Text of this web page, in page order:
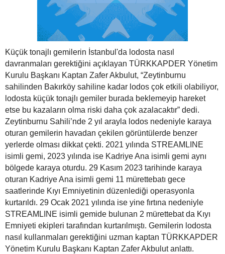
Küçük tonajlı gemilerin İstanbul'da lodosta nasıl
davranmaları gerektiğini açıklayan TÜRKKAPDER Yönetim
Kurulu Başkanı Kaptan Zafer Akbulut, “Zeytinburnu
sahilinden Bakırköy sahiline kadar lodos çok etkili olabiliyor,
lodosta küçük tonajlı gemiler burada beklemeyip hareket
etse bu kazaların olma riski daha çok azalacaktır” dedi.
Zeytinburnu Sahili’nde 2 yıl arayla lodos nedeniyle karaya
oturan gemilerin havadan çekilen görüntülerde benzer
yerlerde olması dikkat çekti. 2021 yılında STREAMLINE
isimli gemi, 2023 yılında ise Kadriye Ana isimli gemi aynı
bölgede karaya oturdu. 29 Kasım 2023 tarihinde karaya
oturan Kadriye Ana isimli gemi 11 mürettebatı gece
saatlerinde Kıyı Emniyetinin düzenlediği operasyonla
kurtarıldı. 29 Ocak 2021 yılında ise yine fırtına nedeniyle
STREAMLINE isimli gemide bulunan 2 mürettebat da Kıyı
Emniyeti ekipleri tarafından kurtarılmıştı. Gemilerin lodosta
nasıl kullanmaları gerektiğini uzman kaptan TÜRKKAPDER
Yönetim Kurulu Başkanı Kaptan Zafer Akbulut anlattı.